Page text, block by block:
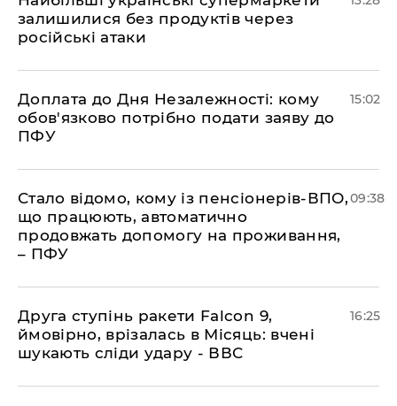
залишилися без продуктів через
російські атаки
Доплата до Дня Незалежності: кому
обов'язково потрібно подати заяву до
ПФУ
15:02
Стало відомо, кому із пенсіонерів-ВПО,
що працюють, автоматично
продовжать допомогу на проживання,
– ПФУ
09:38
​Друга ступінь ракети Falcon 9,
ймовірно, врізалась в Місяць: вчені
шукають сліди удару - ВВС
16:25